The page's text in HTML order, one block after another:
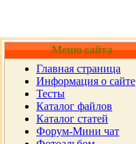
Меню сайта
Главная страница
Информация о сайте
Тесты
Каталог файлов
Каталог статей
Форум-Мини чат